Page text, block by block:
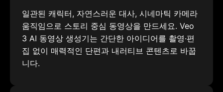
일관된 캐릭터, 자연스러운 대사, 시네마틱 카메라
움직임으로 스토리 중심 동영상을 만드세요. Veo
3 AI 동영상 생성기는 간단한 아이디어를 촬영·편
집 없이 매력적인 단편과 내러티브 콘텐츠로 바꿉
니다.